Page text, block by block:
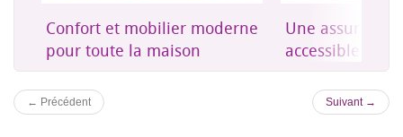
Confort et mobilier moderne
pour toute la maison
Une
accessible à
← Précédent Suivant →